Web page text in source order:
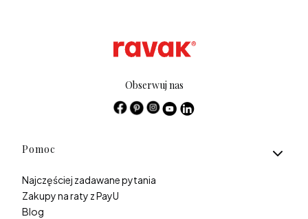
Obserwuj nas
Linki w stopce
Pomoc
Najczęściej zadawane pytania
Zakupy na raty z PayU
Blog